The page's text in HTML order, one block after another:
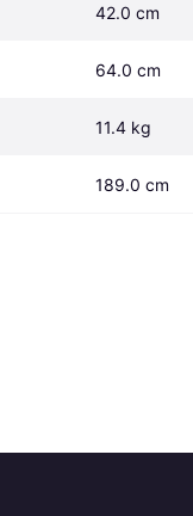
42.0 cm
64.0 cm
11.4 kg
189.0 cm